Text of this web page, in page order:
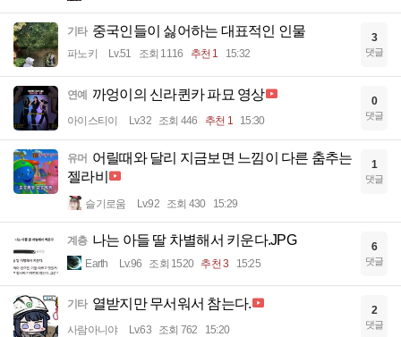
기타 중국인들이 싫어하는 대표적인 인물
파노키 Lv.51 조회 1116 추천 1 15:32
3
댓글
연예 까엉이의 신라퀸카 파묘 영상
아이스티이 Lv.32 조회 446 추천 1 15:30
0
댓글
유머 어릴때와 달리 지금보면 느낌이 다른 춤추는
젤라비
슬기로움 Lv.92 조회 430 15:29
1
댓글
계층 나는 아들 딸 차별해서 키운다.JPG
Earth Lv.96 조회 1520 추천 3 15:25
6
댓글
기타 열받지만 무서워서 참는다.
사람아니야 Lv.63 조회 762 15:20
2
댓글